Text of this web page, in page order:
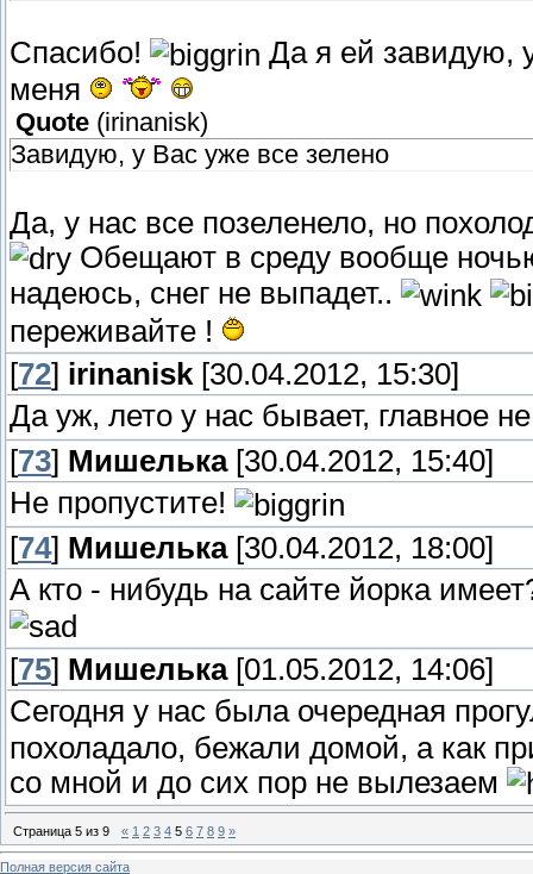
Спасибо!
Да я ей завидую,
меня
Quote (irinanisk)
Завидую, у Вас уже все зелено
Да, у нас все позеленело, но
Обещают в среду вообще
надеюсь, снег не выпадет..
переживайте !
[72] irinanisk [30.04.2012, 15:30]
Да уж, лето у нас бывает, главное
[73] Мишелька[30.04.2012, 15:40]
Не пропустите!
[74] Мишелька[30.04.2012, 18:00]
А кто - нибудь на сайте йорка
[75] Мишелька[01.05.2012, 14:06]
Сегодня у нас была очередная
похоладало, бежали домой, а как
со мной и до сих пор не вылезаем
Страница 5 из 9 « 1 2 3 4 5 6 7 8 9 »
Полная версия сайта